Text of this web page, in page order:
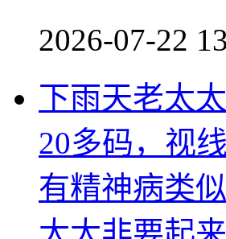
2026-07-22
下雨天老太
20多码，视
有精神病类